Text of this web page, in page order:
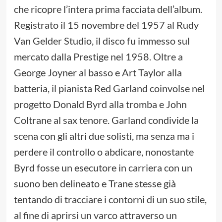
che ricopre l’intera prima facciata dell’album.
Registrato il 15 novembre del 1957 al Rudy
Van Gelder Studio, il disco fu immesso sul
mercato dalla Prestige nel 1958. Oltre a
George Joyner al basso e Art Taylor alla
batteria, il pianista Red Garland coinvolse nel
progetto Donald Byrd alla tromba e John
Coltrane al sax tenore. Garland condivide la
scena con gli altri due solisti, ma senza ma i
perdere il controllo o abdicare, nonostante
Byrd fosse un esecutore in carriera con un
suono ben delineato e Trane stesse già
tentando di tracciare i contorni di un suo stile,
al fine di aprirsi un varco attraverso un